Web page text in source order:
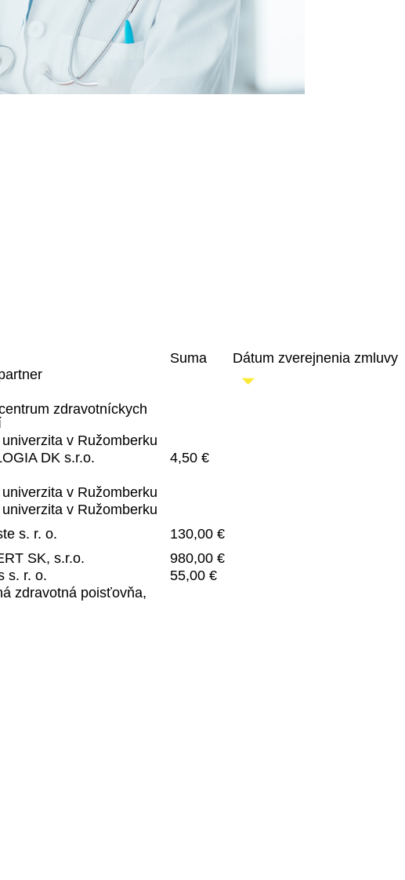
Suma Dátum zverejnenia zmluvy
zdravotníckych
v Ružomberku
DK s.r.o.
4,50 €
v Ružomberku
v Ružomberku
s. r. o.
130,00 €
SK, s.r.o.
980,00 €
s. r. o.
55,00 €
zdravotná poisťovňa,